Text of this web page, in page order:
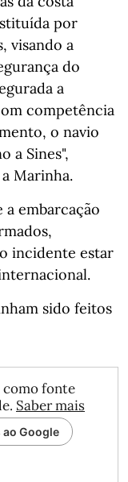
por
visando a
do
a
competência
o navio
a Sines",
Marinha.
embarcação
incidente estar
sido feitos
como fonte
Saber mais
Google